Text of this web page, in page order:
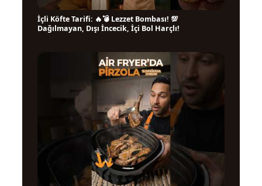
▶
İçli Köfte Tarifi: 🔥💣 Lezzet Bombası! 💯
Dağılmayan, Dışı İncecik, İçi Bol Harçlı!